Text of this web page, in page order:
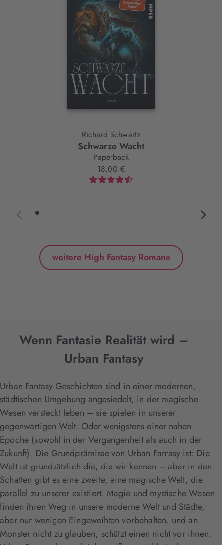
Richard Schwartz
Schwarze Wacht
Paperback
18,00 €
weitere High Fantasy Romane
Wenn Fantasie Realität wird –
Urban Fantasy
Urban Fantasy Geschichten sind in einer modernen,
städtischen Umgebung angesiedelt, in der magische
Wesen versteckt leben – sie spielen in unserer
gegenwärtigen Welt. Oder wenigstens einer nahen
Epoche (sowohl in der Vergangenheit als auch in der
Zukunft). Die Grundprämisse von Urban Fantasy ist: Die
Welt ist grundsätzlich die, die wir kennen – aber in den
Schatten gibt es eine zweite, eine magische Welt, die
parallel zu unserer existiert. Magie und mystische Wesen
finden ihren Weg in unsere moderne Welt und Städte,
aber nur wenigen Eingeweihten vorbehalten, und an
Monster nicht zu glauben, schützt einen nicht vor ihnen.